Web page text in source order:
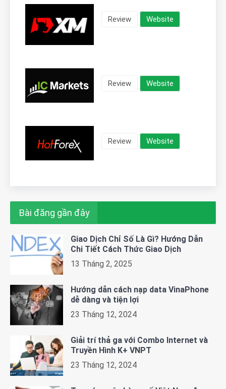
Review Website
Review Website
Review Website
Bài đăng gần đây
Giao Dịch Chỉ Số Là Gì? Hướng Dẫn
Chi Tiết Cách Thức Giao Dịch
13 Tháng 2, 2025
Hướng dẫn cách nạp data VinaPhone
dễ dàng và tiện lợi
23 Tháng 12, 2024
Giải trí thả ga với Combo Internet và
Truyền Hình K+ VNPT
23 Tháng 12, 2024